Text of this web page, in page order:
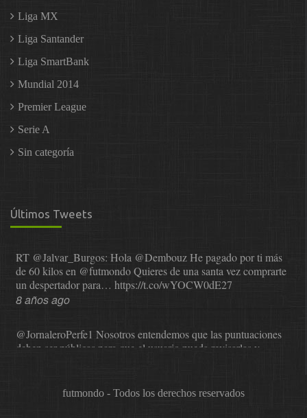
Liga MX
Liga Santander
Liga SmartBank
Mundial 2014
Premier League
Serie A
Sin categoría
Últimos Tweets
RT @Jalvar_Burgos: Hola @DembouzHe pagado por ti más
de 60 kilos en @futmondoQuieres de una santa vez comprarte
un despertador para… https://t.co/wYOCW0dE27
8 años ago
@JornaleroPerfe1 Nosotros entendemos que las puntuaciones
deben ser públicas para que el usuario pueda revisarlas y…
futmondo - Todos los derechos reservados